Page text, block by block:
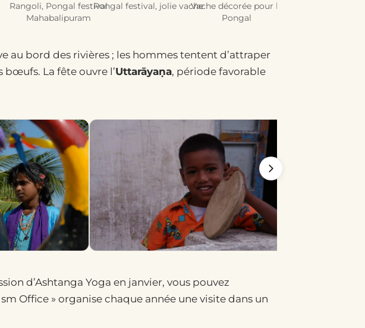
Rangoli, Pongal festival
Mahabalipuram
Pongal festival, jolie vacheVache décorée pour le
Pongal
au bord des rivières ; les hommes tentent d’attraper
bœufs. La fête ouvre l’Uttarāyaṇa, période favorable
d’Ashtanga Yoga en janvier, vous pouvez
Office » organise chaque année une visite dans un